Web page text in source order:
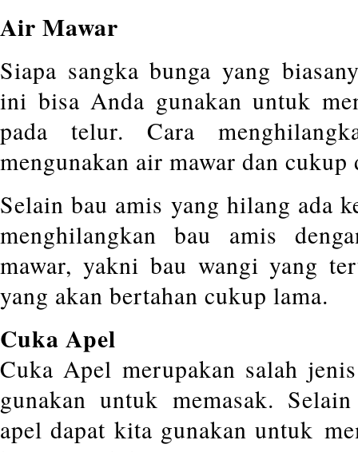
Air Mawar
Siapa sangka bunga yang
ini bisa Anda gunakan untuk
pada telur. Cara
mengunakan air mawar dan cukup
Selain bau amis yang hilang ada
menghilangkan bau amis
mawar, yakni bau wangi yang
yang akan bertahan cukup lama.
Cuka Apel
Cuka Apel merupakan salah
gunakan untuk memasak.
apel dapat kita gunakan untuk